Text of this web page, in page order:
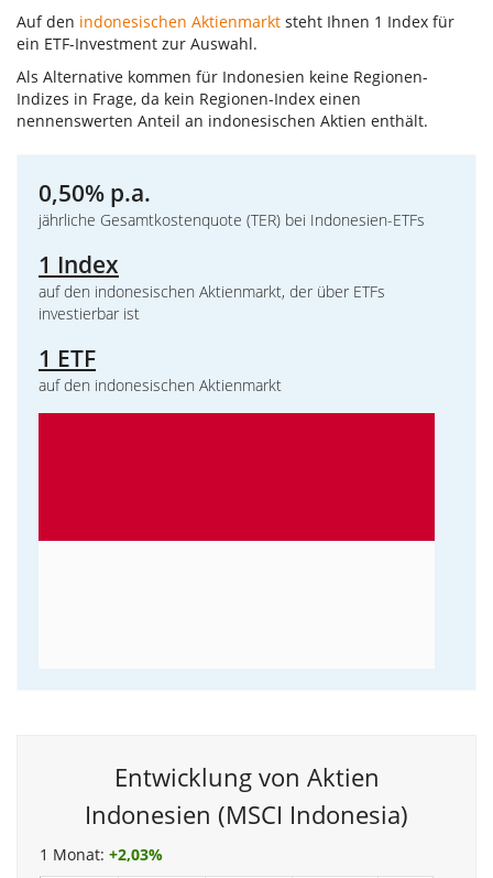
Auf den indonesischen Aktienmarkt steht Ihnen 1 Index für
ein ETF-Investment zur Auswahl.
Als Alternative kommen für Indonesien keine Regionen-
Indizes in Frage, da kein Regionen-Index einen
nennenswerten Anteil an indonesischen Aktien enthält.
0,50% p.a.
jährliche Gesamtkostenquote (TER) bei Indonesien-ETFs
1 Index
auf den indonesischen Aktienmarkt, der über ETFs
investierbar ist
1 ETF
auf den indonesischen Aktienmarkt
Entwicklung von Aktien
Indonesien (MSCI Indonesia)
1 Monat: +2,03%